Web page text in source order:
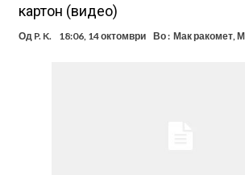
картон (видео)
Од P. K. 18:06, 14 октомври Во : Мак ракомет,